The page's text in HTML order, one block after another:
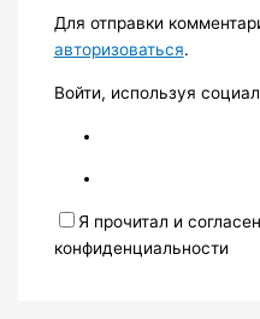
Для отправки
авторизоваться.
Войти, используя
Я прочитал и
конфиденциальности